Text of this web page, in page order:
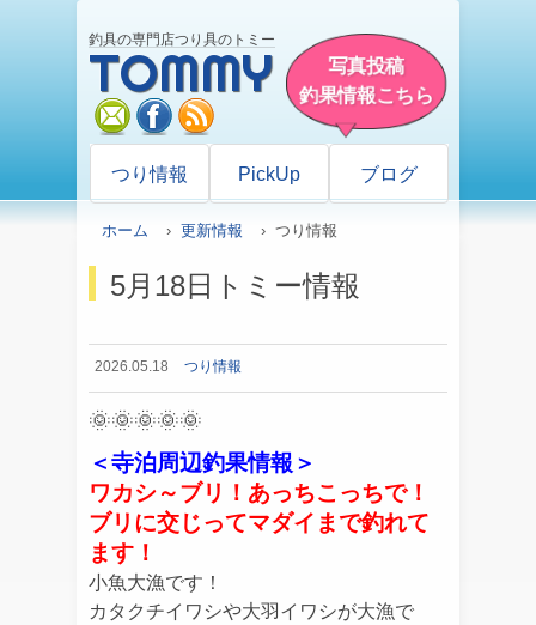
釣具の専門店つり具のトミー
TOMMY
mail facebook
写真投稿
釣果情報こちら
つり情報 PickUp ブログ
ホーム › 更新情報 › つり情報
5月18日トミー情報
2026.05.18 つり情報
🌞🌞🌞🌞🌞
＜寺泊周辺釣果情報＞
ワカシ～ブリ！あっちこっちで！
ブリに交じってマダイまで釣れて
ます！
小魚大漁です！
カタクチイワシや大羽イワシが大漁で